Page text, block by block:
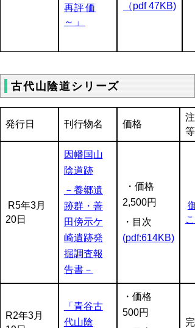
再評価
～」
（pdf 47KB)
古代山陰道シリーズ
発行日 刊行物名 価格
等
R5年3月
20日
因幡国山
陰道跡
－養郷遺
跡群・善
田傍示ケ
崎遺跡発
掘調査報
告書－
・価格
2,500円
・目次
(pdf:614KB)
R2年3月
「青谷古
代山陰
・価格
500円
完